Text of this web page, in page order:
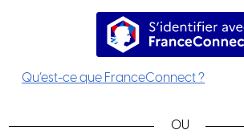
Qu’est-ce que FranceConnect ?